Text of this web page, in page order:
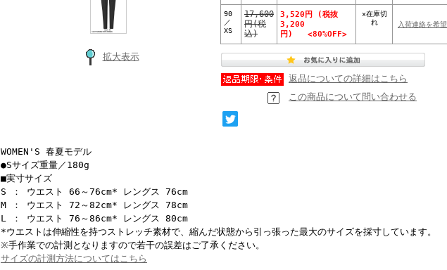
拡大表示
90
／
XS
17,600
円(税
込)
3,520円 (税抜
3,200
円) <80%OFF>
×在庫切
れ
入荷連絡を希望
返品についての詳細はこちら
この商品について問い合わせる
WOMEN'S 春夏モデル
●Sサイズ重量／180g
■実寸サイズ
S ： ウエスト 66～76cm* レングス 76cm
M ： ウエスト 72～82cm* レングス 78cm
L ： ウエスト 76～86cm* レングス 80cm
*ウエストは伸縮性を持つストレッチ素材で、縮んだ状態から引っ張った最大のサイズを採寸しています。
※手作業での計測となりますので若干の誤差はご了承ください。
サイズの計測方法についてはこちら